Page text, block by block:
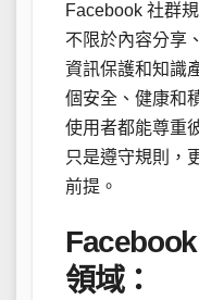
Facebook 社群
不限於內容分享
資訊保護和知識
個安全、健康和
使用者都能尊重
只是遵守規則，
前提。
領域：